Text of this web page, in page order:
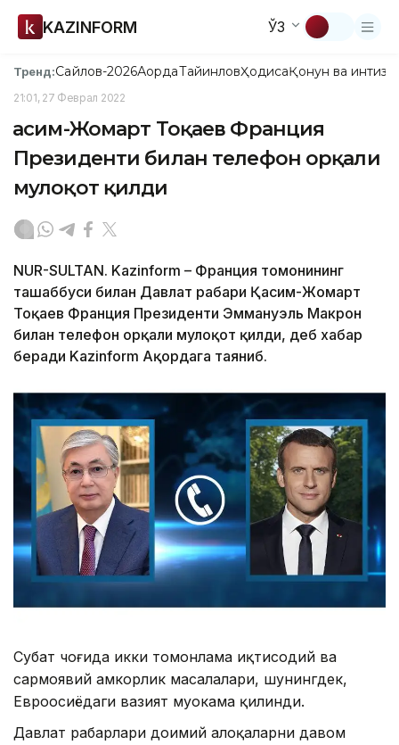
KAZINFORM ЎЗ
Тренд:Сайлов-2026АқордаТайинловҲодисаҚонун ва
21:01, 27 Феврал 2022
Қасим-Жомарт Тоқаев Франция
Президенти билан телефон орқали
мулоқот қилди
NUR-SULTAN. Kazinform – Франция томонининг
ташаббуси билан Давлат раҳбари Қасим-Жомарт
Тоқаев Франция Президенти Эммануэль Макрон
билан телефон орқали мулоқот қилди, деб хабар
беради Kazinform Ақордага таяниб.
Суҳбат чоғида икки томонлама иқтисодий ва
сармоявий ҳамкорлик масалалари, шунингдек,
Евроосиёдаги вазият муҳокама қилинди.
Давлат раҳбарлари доимий алоқаларни давом